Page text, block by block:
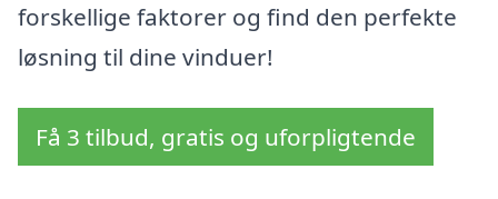
forskellige faktorer og find den perfekte
løsning til dine vinduer!
Få 3 tilbud, gratis og uforpligtende